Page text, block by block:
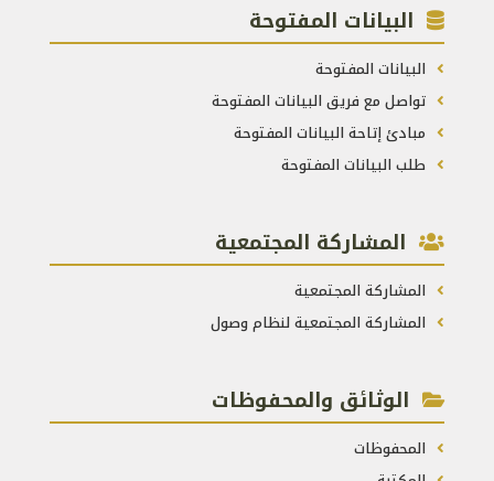
البيانات المفتوحة
البيانات المفتوحة
تواصل مع فريق البيانات المفتوحة
مبادئ إتاحة البيانات المفتوحة
طلب البيانات المفتوحة
المشاركة المجتمعية
المشاركة المجتمعية
المشاركة المجتمعية لنظام وصول
الوثائق والمحفوظات
المحفوظات